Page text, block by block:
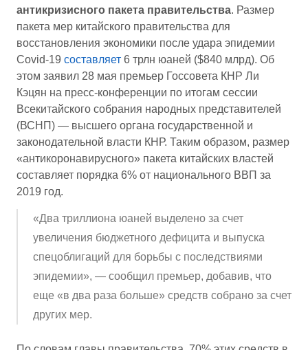
антикризисного пакета правительства. Размер
пакета мер китайского правительства для
восстановления экономики после удара эпидемии
Covid-19 составляет 6 трлн юаней ($840 млрд). Об
этом заявил 28 мая премьер Госсовета КНР Ли
Кэцян на пресс-конференции по итогам сессии
Всекитайского собрания народных представителей
(ВСНП) — высшего органа государственной и
законодательной власти КНР. Таким образом, размер
«антикоронавирусного» пакета китайских властей
составляет порядка 6% от национального ВВП за
2019 год.
«Два триллиона юаней выделено за счет
увеличения бюджетного дефицита и выпуска
спецоблигаций для борьбы с последствиями
эпидемии», — сообщил премьер, добавив, что
еще «в два раза больше» средств собрано за счет
других мер.